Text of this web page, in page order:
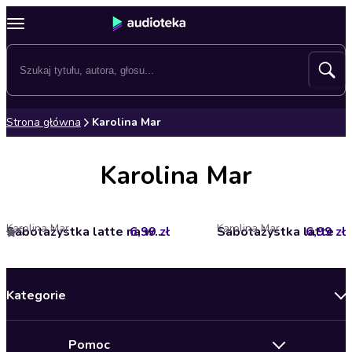
Strona główna Karolina Mar
Karolina Mar
Sabotażystka latte na wakacjach. Sabotażystka latte. Tom 2
Karolina Mar
5 6,99 zł Sabotażystka latte
Karolina Mar 6,99 zł
Kategorie
Pomoc